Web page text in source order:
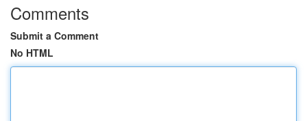
Comments
Submit a Comment
No HTML